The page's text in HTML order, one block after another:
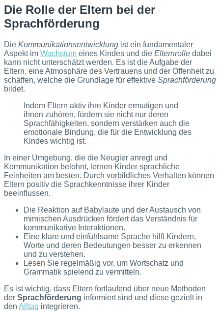
Die Rolle der Eltern bei der
Sprachförderung
Die Kommunikationsentwicklung ist ein fundamentaler
Aspekt im Wachstum eines Kindes und die Elternrolle dabei
kann nicht unterschätzt werden. Es ist die Aufgabe der
Eltern, eine Atmosphäre des Vertrauens und der Offenheit zu
schaffen, welche die Grundlage für effektive Sprachförderung
bildet.
Indem Eltern aktiv ihre Kinder ermutigen und
ihnen zuhören, fördern sie nicht nur deren
Sprachfähigkeiten, sondern verstärken auch die
emotionale Bindung, die für die Entwicklung des
Kindes wichtig ist.
In einer Umgebung, die die Neugier anregt und
Kommunikation belohnt, lernen Kinder sprachliche
Feinheiten am besten. Durch vorbildliches Verhalten können
Eltern positiv die Sprachkenntnisse ihrer Kinder
beeinflussen.
Die Reaktion auf Babylaute und der Austausch von
mimischen Ausdrücken fördert das Verständnis für
kommunikative Interaktionen.
Eine klare und einfühlsame Sprache hilft Kindern,
Worte und deren Bedeutungen besser zu erkennen
und zu verstehen.
Lesen Sie regelmäßig vor, um Wortschatz und
Grammatik spielend zu vermitteln.
Es ist wichtig, dass Eltern fortlaufend über neue Methoden
der Sprachförderung informiert sind und diese gezielt in
den Alltag integrieren.